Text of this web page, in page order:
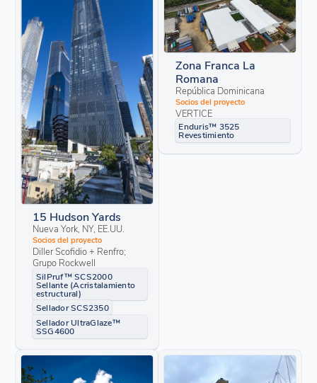
15 Hudson Yards
Nueva York, NY, EE.UU.
Socios del proyecto
Diller Scofidio + Renfro;
Grupo Rockwell
SilPruf™ SCS2000
Sellante (Acristalamiento
estructural)
Sellador SCS2350
Sellador UltraGlaze™
SSG4600
Zona Franca La
Romana
República Dominicana
Socios del proyecto
VERTICE
Enduris™ 3525
Revestimiento